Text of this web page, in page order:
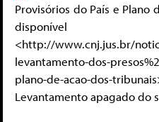
Provisórios do País e Plano
<http://www.cnj.jus.br/
levantamento-dos-
plano-de-acao-dos-
Levantamento apagado do